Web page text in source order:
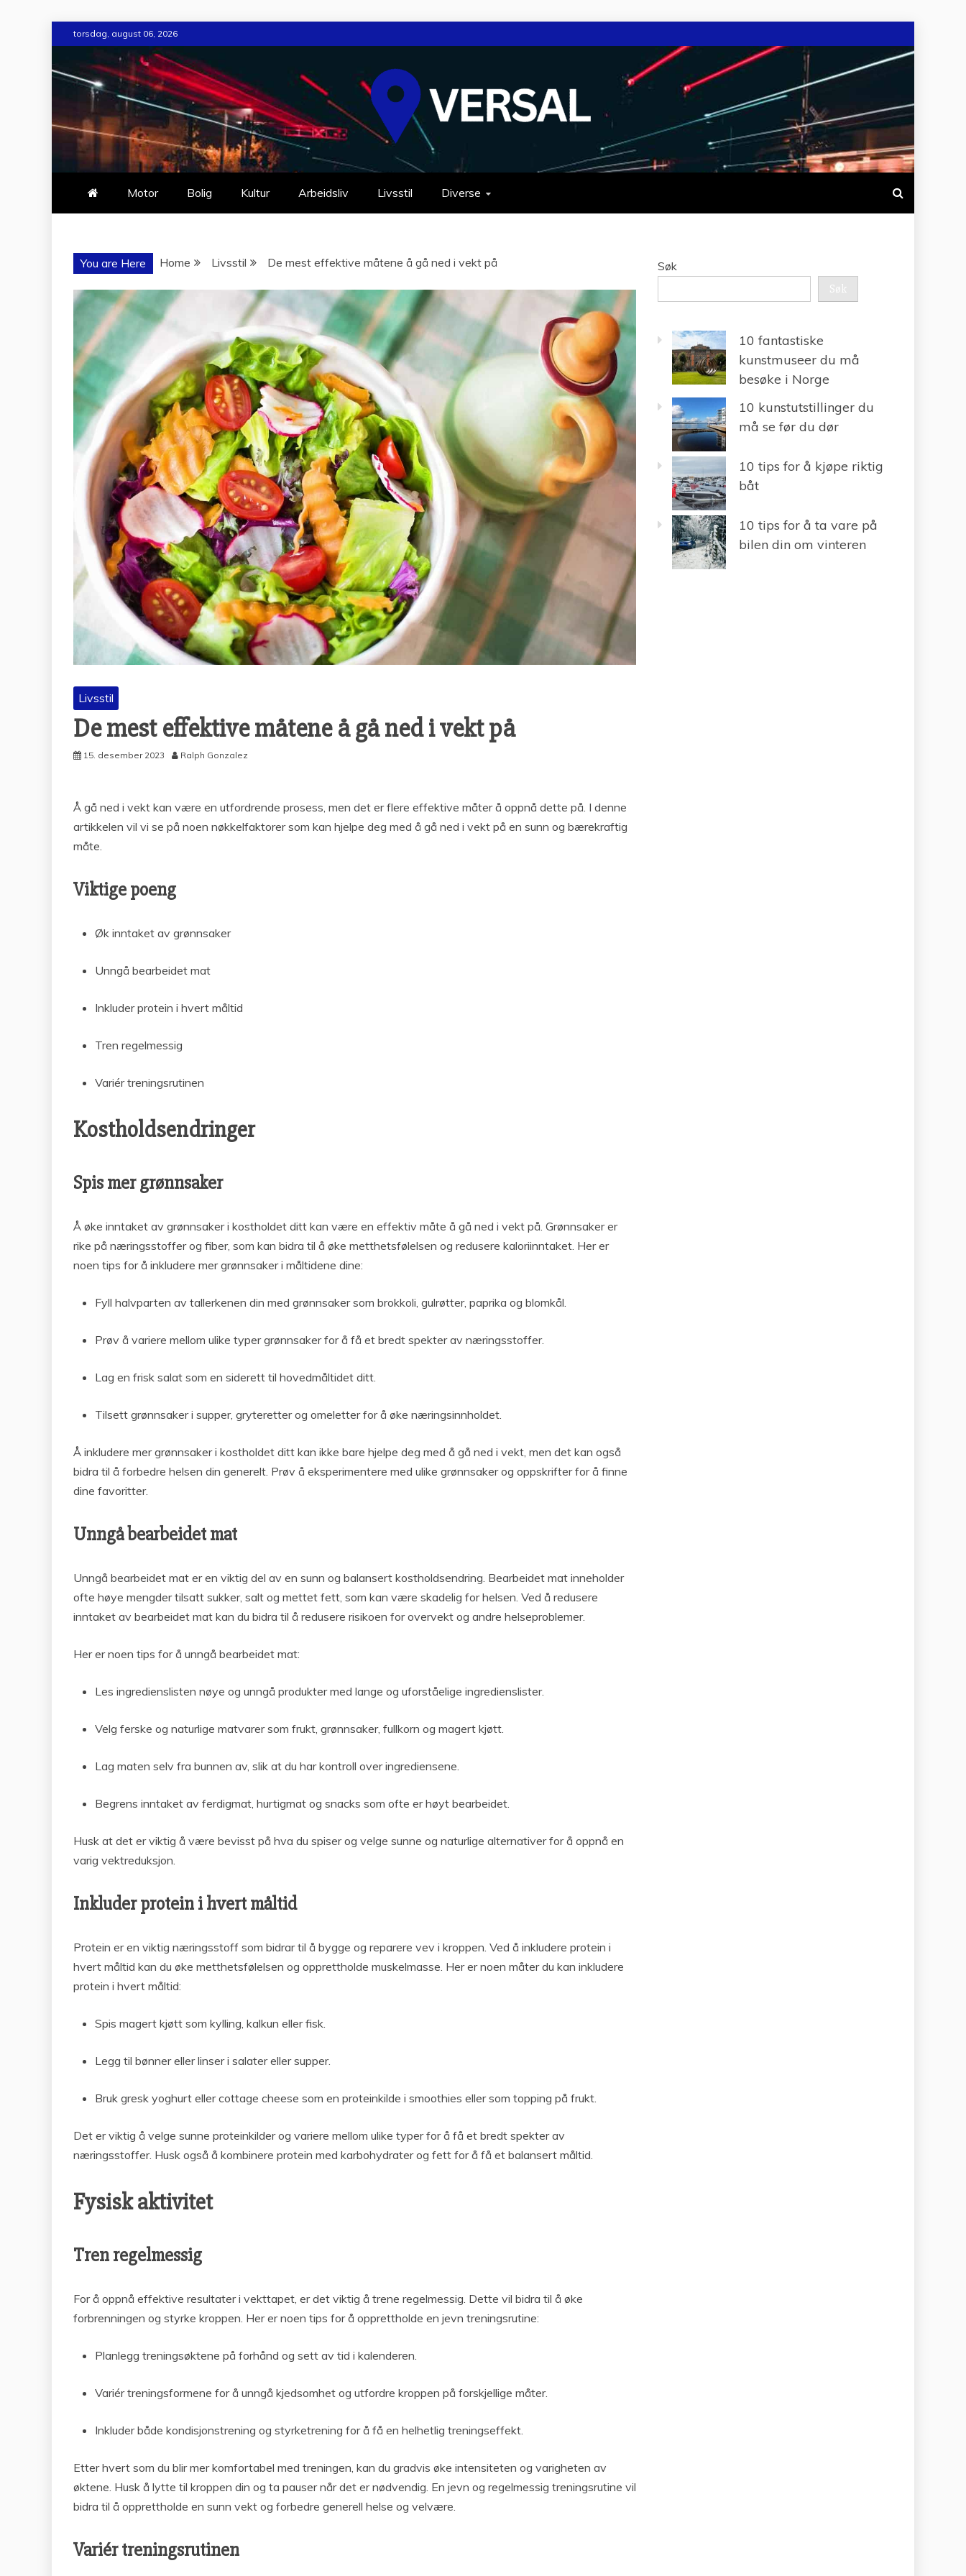
to
content
torsdag, august 06, 2026
Motor Bolig Kultur Arbeidsliv Livsstil Diverse
You are Here Home Livsstil De mest effektive måtene å gå ned i vekt på
Livsstil
De mest effektive måtene å gå ned i vekt på
15. desember 2023 Ralph Gonzalez
Å gå ned i vekt kan være en utfordrende prosess, men det er flere effektive måter å oppnå dette på. I denne
artikkelen vil vi se på noen nøkkelfaktorer som kan hjelpe deg med å gå ned i vekt på en sunn og bærekraftig
måte.
Viktige poeng
Øk inntaket av grønnsaker
Unngå bearbeidet mat
Inkluder protein i hvert måltid
Tren regelmessig
Variér treningsrutinen
Kostholdsendringer
Spis mer grønnsaker
Å øke inntaket av grønnsaker i kostholdet ditt kan være en effektiv måte å gå ned i vekt på. Grønnsaker er
rike på næringsstoffer og fiber, som kan bidra til å øke metthetsfølelsen og redusere kaloriinntaket. Her er
noen tips for å inkludere mer grønnsaker i måltidene dine:
Fyll halvparten av tallerkenen din med grønnsaker som brokkoli, gulrøtter, paprika og blomkål.
Prøv å variere mellom ulike typer grønnsaker for å få et bredt spekter av næringsstoffer.
Lag en frisk salat som en siderett til hovedmåltidet ditt.
Tilsett grønnsaker i supper, gryteretter og omeletter for å øke næringsinnholdet.
Å inkludere mer grønnsaker i kostholdet ditt kan ikke bare hjelpe deg med å gå ned i vekt, men det kan også
bidra til å forbedre helsen din generelt. Prøv å eksperimentere med ulike grønnsaker og oppskrifter for å finne
dine favoritter.
Unngå bearbeidet mat
Unngå bearbeidet mat er en viktig del av en sunn og balansert kostholdsendring. Bearbeidet mat inneholder
ofte høye mengder tilsatt sukker, salt og mettet fett, som kan være skadelig for helsen. Ved å redusere
inntaket av bearbeidet mat kan du bidra til å redusere risikoen for overvekt og andre helseproblemer.
Her er noen tips for å unngå bearbeidet mat:
Les ingredienslisten nøye og unngå produkter med lange og uforståelige ingredienslister.
Velg ferske og naturlige matvarer som frukt, grønnsaker, fullkorn og magert kjøtt.
Lag maten selv fra bunnen av, slik at du har kontroll over ingrediensene.
Begrens inntaket av ferdigmat, hurtigmat og snacks som ofte er høyt bearbeidet.
Husk at det er viktig å være bevisst på hva du spiser og velge sunne og naturlige alternativer for å oppnå en
varig vektreduksjon.
Inkluder protein i hvert måltid
Protein er en viktig næringsstoff som bidrar til å bygge og reparere vev i kroppen. Ved å inkludere protein i
hvert måltid kan du øke metthetsfølelsen og opprettholde muskelmasse. Her er noen måter du kan inkludere
protein i hvert måltid:
Spis magert kjøtt som kylling, kalkun eller fisk.
Legg til bønner eller linser i salater eller supper.
Bruk gresk yoghurt eller cottage cheese som en proteinkilde i smoothies eller som topping på frukt.
Det er viktig å velge sunne proteinkilder og variere mellom ulike typer for å få et bredt spekter av
næringsstoffer. Husk også å kombinere protein med karbohydrater og fett for å få et balansert måltid.
Fysisk aktivitet
Tren regelmessig
For å oppnå effektive resultater i vekttapet, er det viktig å trene regelmessig. Dette vil bidra til å øke
forbrenningen og styrke kroppen. Her er noen tips for å opprettholde en jevn treningsrutine:
Planlegg treningsøktene på forhånd og sett av tid i kalenderen.
Variér treningsformene for å unngå kjedsomhet og utfordre kroppen på forskjellige måter.
Inkluder både kondisjonstrening og styrketrening for å få en helhetlig treningseffekt.
Etter hvert som du blir mer komfortabel med treningen, kan du gradvis øke intensiteten og varigheten av
øktene. Husk å lytte til kroppen din og ta pauser når det er nødvendig. En jevn og regelmessig treningsrutine vil
bidra til å opprettholde en sunn vekt og forbedre generell helse og velvære.
Variér treningsrutinen
Søk
Søk
10 fantastiske
kunstmuseer du må
besøke i Norge
10 kunstutstillinger du
må se før du dør
10 tips for å kjøpe riktig
båt
10 tips for å ta vare på
bilen din om vinteren